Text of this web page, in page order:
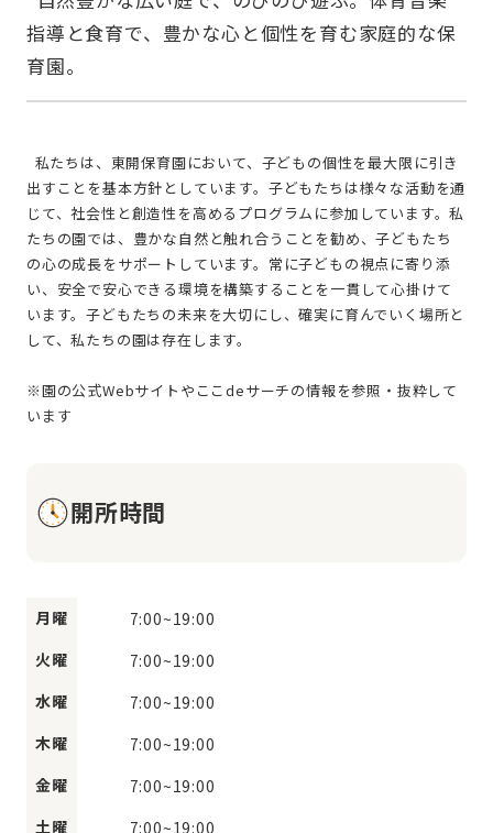
指導と食育で、豊かな心と個性を育む家庭的な保
出すことを基本方針としています。子どもたちは様々な活動を通
じて、社会性と創造性を高めるプログラムに参加しています。私
たちの園では、豊かな自然と触れ合うことを勧め、子どもたち
の心の成長をサポートしています。常に子どもの視点に寄り添
い、安全で安心できる環境を構築することを一貫して心掛けて
います。子どもたちの未来を大切にし、確実に育んでいく場所と
して、私たちの園は存在します。
※園の公式Webサイトやここdeサーチの情報を参照・抜粋して
開所時間
月曜 7:00~19:00
火曜
7:00~19:00
水曜
7:00~19:00
木曜
7:00~19:00
金曜
7:00~19:00
土曜
7:00~19:00